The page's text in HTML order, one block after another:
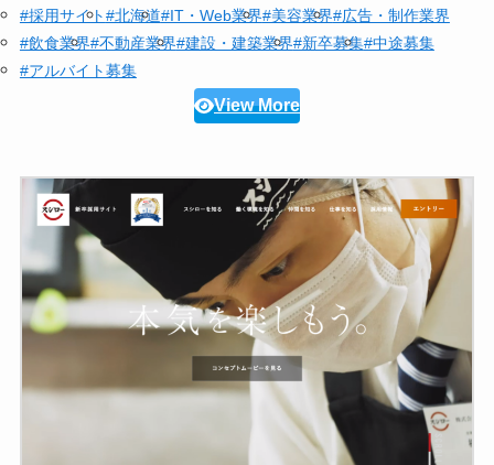
#採用サイト#北海道#IT・Web業界#美容業界#広告・制作業界
#飲食業界#不動産業界#建設・建築業界#新卒募集#中途募集
#アルバイト募集
View More